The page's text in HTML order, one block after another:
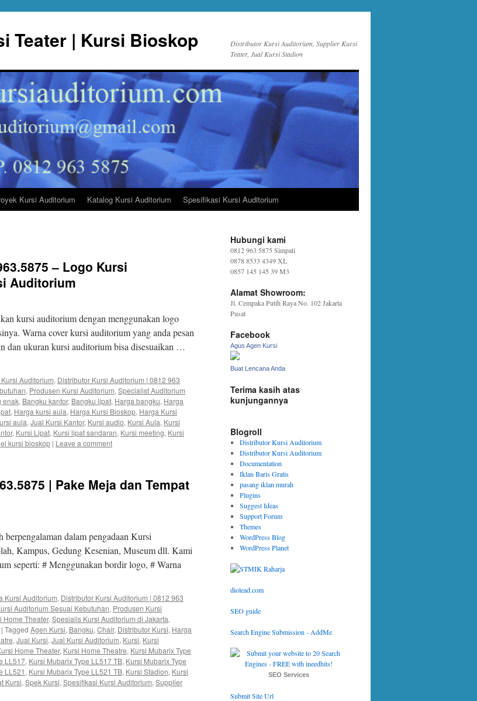
Teater | Kursi Bioskop
Distributor Kursi Auditorium, Supplier Kursi
Teater, Jual Kursi Stadion
Kursi Auditorium Katalog Kursi Auditorium Spesifikasi Kursi Auditorium
– Logo Kursi
Auditorium
kursi auditorium dengan menggunakan logo
Warna cover kursi auditorium yang anda pesan
dan ukuran kursi auditorium bisa disesuaikan …
Auditorium, Distributor Kursi Auditorium | 0812 963
, Produsen Kursi Auditorium, Specialist Auditorium
enak, Bangku kantor, Bangku lipat, Harga bangku, Harga
, Harga kursi aula, Harga Kursi Bioskop, Harga Kursi
aula, Jual Kursi Kantor, Kursi audio, Kursi Aula, Kursi
, Kursi Lipat, Kursi lipat sandaran, Kursi meeting, Kursi
kursi bioskop | Leave a comment
| Pake Meja dan Tempat
dalam pengadaan Kursi
Kampus, Gedung Kesenian, Museum dll. Kami
seperti: # Menggunakan bordir logo, # Warna
Kursi Auditorium, Distributor Kursi Auditorium | 0812 963
Auditorium Sesuai Kebutuhan, Produsen Kursi
Home Theater, Spesialis Kursi Auditorium di Jakarta,
| Tagged Agen Kursi, Bangku, Chair, Distributor Kursi, Harga
, Jual Kursi, Jual Kursi Auditorium, Kursi, Kursi
Home Theater, Kursi Home Theatre, Kursi Mubarix Type
LL517, Kursi Mubarix Type LL517 TB, Kursi Mubarix Type
LL521 , Kursi Mubarix Type LL521 TB, Kursi Stadion, Kursi
Kursi, Spek Kursi, Spesifikasi Kursi Auditorium, Supplier
Hubungi kami
0812 963 5875 Simpati
0878 8533 4349 XL
0857 145 145 39 M3
Alamat Showroom:
Jl. Cempaka Putih Raya No. 102 Jakarta
Pusat
Facebook
Agus Agen Kursi
Buat Lencana Anda
Terima kasih atas
kunjungannya
Blogroll
Distributor Kursi Auditorium
Distributor Kursi Auditorium
Documentation
Iklan Baris Gratis
pasang iklan murah
Plugins
Suggest Ideas
Support Forum
Themes
WordPress Blog
WordPress Planet
diolead.com
SEO guide
Search Engine Submission - AddMe
SEO Services
Submit Site Url